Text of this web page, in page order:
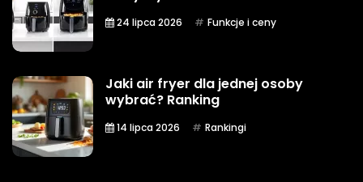
24 lipca 2026 Funkcje i ceny
Jaki air fryer dla jednej osoby
wybrać? Ranking
14 lipca 2026 Rankingi